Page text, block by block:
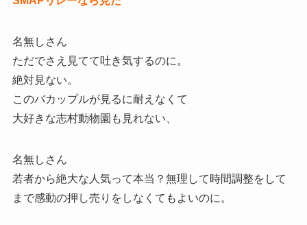
名無しさん
ただでさえ見てて吐き気するのに。
絶対見ない。
このバカップルが見るに耐えなくて
大好きな志村動物園も見れない、
名無しさん
若者から絶大な人気って本当？無理して時間調整をして
まで感動の押し売りをしなくてもよいのに。